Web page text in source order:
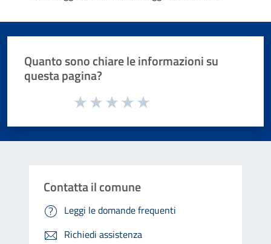
Quanto sono chiare le informazioni su
questa pagina?
Valuta da 1 a 5 stelle la pagina
Contatta il comune
Leggi le domande frequenti
Richiedi assistenza